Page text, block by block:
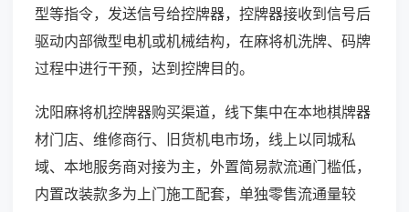
型等指令，发送信号给控牌器，控牌器接收到信号后
驱动内部微型电机或机械结构，在麻将机洗牌、码牌
过程中进行干预，达到控牌目的。
沈阳麻将机控牌器购买渠道，线下集中在本地棋牌器
材门店、维修商行、旧货机电市场，线上以同城私
域、本地服务商对接为主，外置简易款流通门槛低，
内置改装款多为上门施工配套，单独零售流通量较